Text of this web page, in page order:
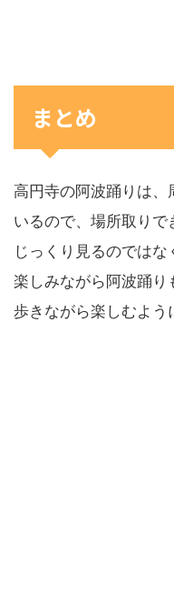
まとめ
高円寺の阿波踊りは、
いるので、場所取り
じっくり見るのでは
楽しみながら阿波踊り
歩きながら楽しむよう